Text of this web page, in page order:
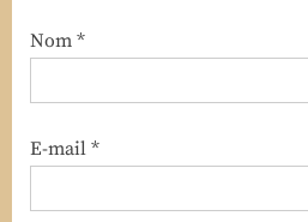
Nom *
E-mail *